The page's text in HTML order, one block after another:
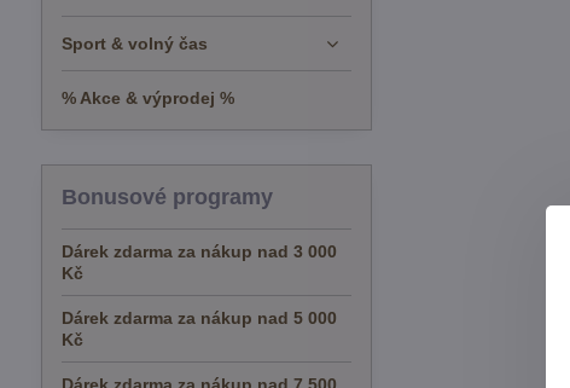
Sport & volný čas
% Akce & výprodej %
Bonusové programy
Dárek zdarma za nákup nad 3 000
Kč
Dárek zdarma za nákup nad 5 000
Kč